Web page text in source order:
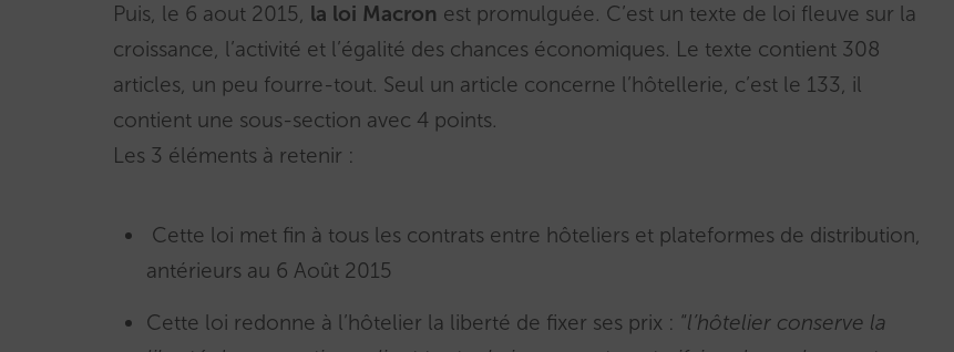
Puis, le 6 aout 2015, la loi Macron est promulguée. C’est un texte de loi fleuve sur la
croissance, l’activité et l’égalité des chances économiques. Le texte contient 308
articles, un peu fourre-tout. Seul un article concerne l’hôtellerie, c’est le 133, il
contient une sous-section avec 4 points.
Les 3 éléments à retenir :
Cette loi met fin à tous les contrats entre hôteliers et plateformes de distribution,
antérieurs au 6 Août 2015
Cette loi redonne à l’hôtelier la liberté de fixer ses prix : “l’hôtelier conserve la